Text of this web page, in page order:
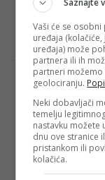
danas
Sutra
Cerić
kg
Saznajte
Vaši će se
uređaja
uređaja) može
partnera ili ih
partneri
geolociranju.
Neki dobavljači
temelju
nastavku možete
dnu ove stranice
pristankom ili
kolačića.